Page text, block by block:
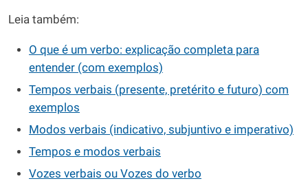
Leia também:
O que é um verbo: explicação completa para
entender (com exemplos)
Tempos verbais (presente, pretérito e futuro) com
exemplos
Modos verbais (indicativo, subjuntivo e imperativo)
Tempos e modos verbais
Vozes verbais ou Vozes do verbo